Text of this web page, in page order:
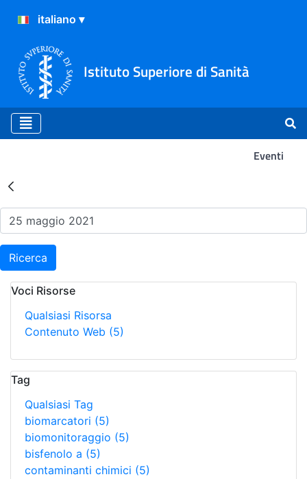
Istituto Superiore di Sanità
Eventi
Risultati della Ricerca -
Ricerca
Voci Risorse
Qualsiasi Risorsa
Contenuto Web (5)
Tag
Qualsiasi Tag
biomarcatori (5)
biomonitoraggio (5)
bisfenolo a (5)
contaminanti chimici (5)